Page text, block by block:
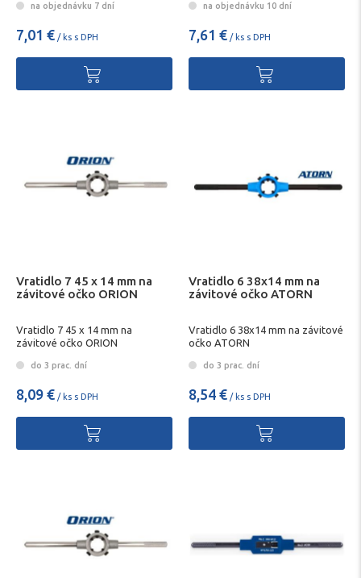
na objednávku 7 dní
7,01 € / ks s DPH
na objednávku 10 dní
7,61 € / ks s DPH
Vratidlo 7 45 x 14 mm na
závitové očko ORION
Vratidlo 7 45 x 14 mm na
závitové očko ORION
do 3 prac. dní
8,09 € / ks s DPH
Vratidlo 6 38x14 mm na
závitové očko ATORN
Vratidlo 6 38x14 mm na závitové
očko ATORN
do 3 prac. dní
8,54 € / ks s DPH